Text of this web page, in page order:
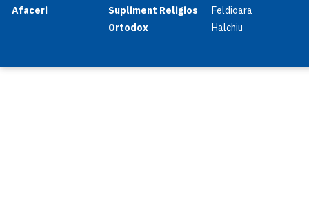
Afaceri
Supliment Religios
Ortodox
Feldioara
Halchiu